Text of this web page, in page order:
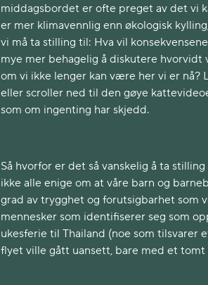
middagsbordet er ofte preget av det vi
er mer klimavennlig enn økologisk
vi må ta stilling til: Hva vil
mye mer behagelig å diskutere hvorvidt
om vi ikke lenger kan være her vi er
eller scroller ned til den gøye
som om ingenting har skjedd.
Så hvorfor er det så vanskelig å ta
ikke alle enige om at våre barn og
grad av trygghet og forutsigbarhet som
mennesker som identifiserer seg som
ukesferie til Thailand (noe som
flyet ville gått uansett, bare med et tomt